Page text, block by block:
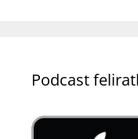
Podcast